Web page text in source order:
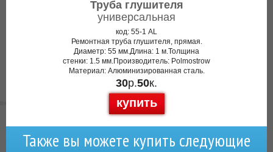
Труба глушителя
универсальная
код: 55-1 AL
Ремонтная труба глушителя, прямая.
Диаметр: 55 мм.Длина: 1 м.Толщина
стенки: 1.5 мм.Производитель: Polmostrow
Материал: Алюминизированная сталь.
30р.50к.
купить
Также вы можете купить следующие